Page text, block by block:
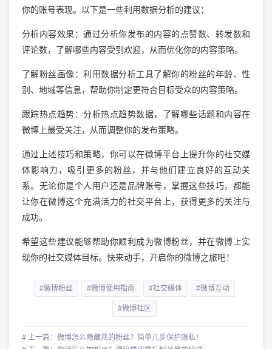
你的账号表现。以下是一些利用数据分析的建议：
分析内容效果：通过分析你发布的内容的点赞数、转发数和
评论数，了解哪些内容受到欢迎，从而优化你的内容策略。
了解粉丝画像：利用数据分析工具了解你的粉丝的年龄、性
别、地域等信息，帮助你制定更符合目标受众的内容策略。
跟踪热点趋势：分析热点趋势数据，了解哪些话题和内容在
微博上最受关注，从而调整你的发布策略。
通过上述技巧和策略，你可以在微博平台上提升你的社交媒
体影响力，吸引更多的粉丝，并与他们建立良好的互动关
系。无论你是个人用户还是品牌账号，掌握这些技巧，都能
让你在微博这个充满活力的社交平台上，获得更多的关注与
成功。
希望这些建议能够帮助你顺利成为微博粉丝，并在微博上实
现你的社交媒体目标。快来动手，开启你的微博之旅吧！
#微博粉丝 #微博使用指南 #社交媒体 #微博互动
#微博社区
# 上一篇：微博怎么隐藏我的粉丝？简单几步保护隐私！